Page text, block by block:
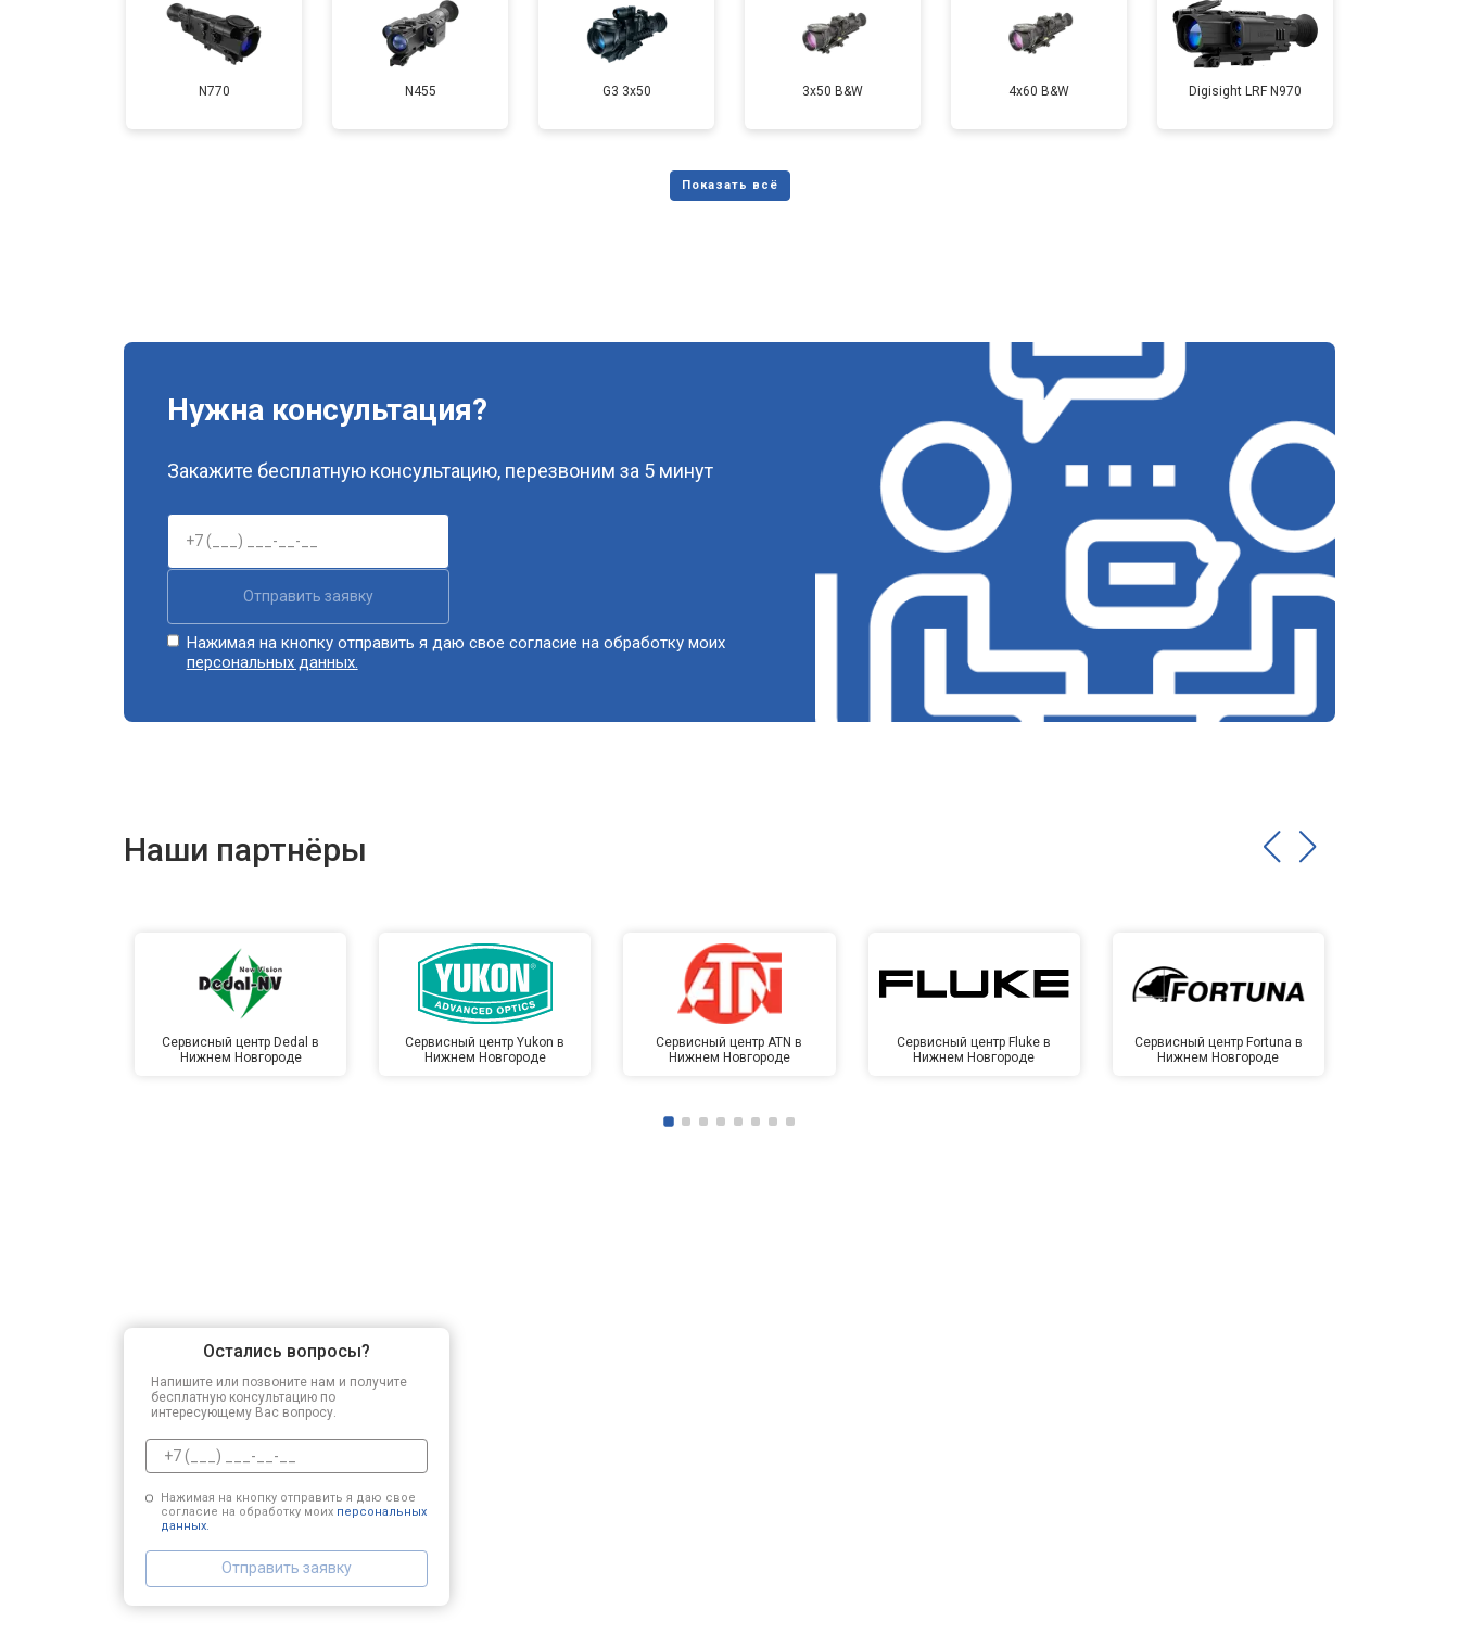
N770 N455 G3 3x50 3x50 B&W 4x60 B&W Digisight LRF N970
Нужна консультация?
Закажите бесплатную консультацию, перезвоним за 5 минут
Отправить заявку
Нажимая на кнопку отправить я даю свое согласие на обработку моих
персональных данных.
Наши партнёры
Сервисный центр Dedal в
Нижнем Новгороде
Сервисный центр Yukon в
Нижнем Новгороде
Сервисный центр ATN в
Нижнем Новгороде
Сервисный центр Fluke в
Нижнем Новгороде
Сервисный центр Fortuna в
Нижнем Новгороде
Остались вопросы?
Напишите или позвоните нам и получите
бесплатную консультацию по
интересующему Вас вопросу.
Нажимая на кнопку отправить я даю свое
согласие на обработку моих персональных
данных.
Отправить заявку